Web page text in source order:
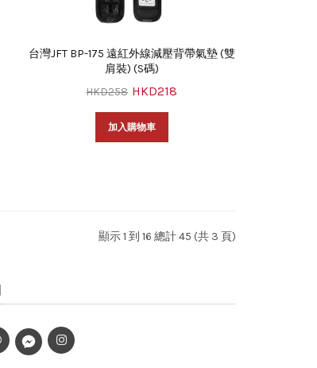
台灣JFT BP-175 遠紅外線減壓背帶氣墊 (雙
肩裝) (S碼)
HKD258 HKD218
加入購物車
顯示 1 到 16 總計 45 (共 3 頁)